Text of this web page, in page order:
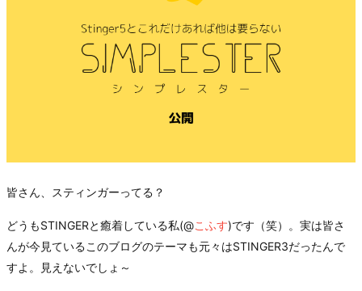
皆さん、スティンガーってる？
どうもSTINGERと癒着している私(@こふす)です（笑）。実は皆さ
んが今見ているこのブログのテーマも元々はSTINGER3だったんで
すよ。見えないでしょ～